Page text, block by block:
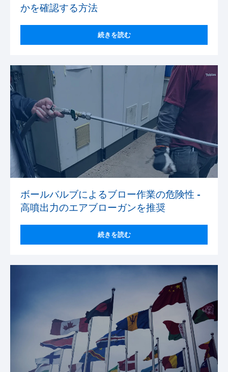
かを確認する方法
続きを読む
ボールバルブによるブロー作業の危険性 -
高噴出力のエアブローガンを推奨
続きを読む